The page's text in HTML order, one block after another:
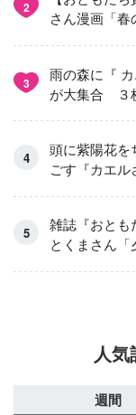
2
さん漫画「春
3
雨の森に『
が大集合 ３
頭に紫陽花
ごす『カエ
雑誌『おと
とくまさん「
人
週間